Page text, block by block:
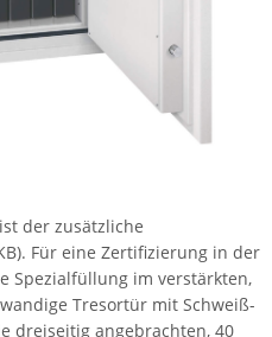
der zusätzliche
Für eine Zertifizierung in der
Spezialfüllung im verstärkten,
Tresortür mit Schweiß-
dreiseitig angebrachten, 40